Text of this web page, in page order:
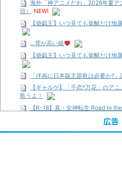
海外「神アニメだわ」2026年夏ア
目）
NEW!
【遊戯王】いつ見ても覚醒だけ
…背が高い娘
【遊戯王】いつ見ても覚醒だけ
「洋画に日本版主題歌は必要か?」
【ギャルゲ】「千恋*万花」のア
歌うよ！
【R-18】真・女神転生 Road to
【画像】この女優さん、可愛すぎる
広告